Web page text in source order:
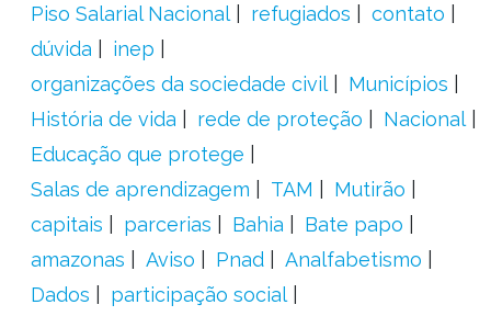
Piso Salarial Nacional refugiados
contato
dúvida
inep
organizações da sociedade civil
Municípios
História de vida
rede de proteção
Nacional
Educação que protege
Salas de aprendizagem
TAM
Mutirão
capitais
parcerias Bahia
Bate papo
amazonas
Aviso Pnad
Analfabetismo
Dados
participação social